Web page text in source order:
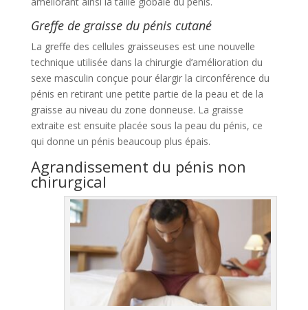
Greffe de graisse du pénis cutané
La greffe des cellules graisseuses est une nouvelle
technique utilisée dans la chirurgie d’amélioration du
sexe masculin conçue pour élargir la circonférence du
pénis en retirant une petite partie de la peau et de la
graisse au niveau du zone donneuse. La graisse
extraite est ensuite placée sous la peau du pénis, ce
qui donne un pénis beaucoup plus épais.
Agrandissement du pénis non
chirurgical